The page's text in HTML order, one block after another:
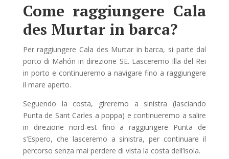
Come raggiungere Cala
des Murtar in barca?
Per raggiungere Cala des Murtar in barca, si parte dal
porto di Mahón in direzione SE. Lasceremo Illa del Rei
in porto e continueremo a navigare fino a raggiungere
il mare aperto.
Seguendo la costa, gireremo a sinistra (lasciando
Punta de Sant Carles a poppa) e continueremo a salire
in direzione nord-est fino a raggiungere Punta de
s’Espero, che lasceremo a sinistra, per continuare il
percorso senza mai perdere di vista la costa dell’isola.